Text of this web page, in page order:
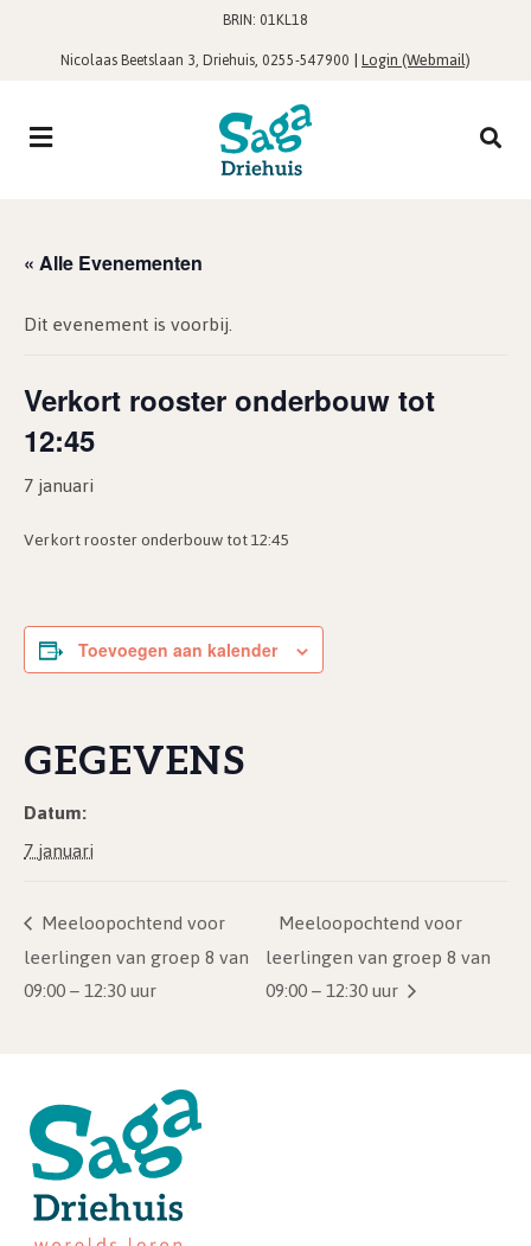
BRIN: 01KL18
Nicolaas Beetslaan 3, Driehuis, 0255-547900 |Login (Webmail)
« Alle Evenementen
Dit evenement is voorbij.
Verkort rooster onderbouw tot
12:45
7 januari
Verkort rooster onderbouw tot 12:45
Toevoegen aan kalender
GEGEVENS
Datum:
7 januari
Meeloopochtend voor
leerlingen van groep 8 van
09:00 – 12:30 uur
Meeloopochtend voor
leerlingen van groep 8 van
09:00 – 12:30 uur